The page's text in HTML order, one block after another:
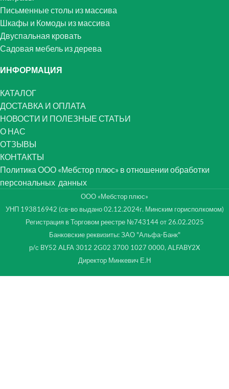
Письменные столы из массива
Шкафы и Комоды из массива
Двуспальная кровать
Садовая мебель из дерева
ИНФОРМАЦИЯ
КАТАЛОГ
ДОСТАВКА И ОПЛАТА
НОВОСТИ И ПОЛЕЗНЫЕ СТАТЬИ
О НАС
ОТЗЫВЫ
КОНТАКТЫ
Политика ООО «Мебстор плюс» в отношении обработки
персональных данных
ООО «Мебстор плюс»
УНП 193816942 (св-во выдано 02.12.2024г. Минским горисполкомом)
Регистрация в Торговом реестре №743144 от 26.02.2025
Банковские реквизиты: ЗАО "Альфа-Банк"
р/с BY52 ALFA 3012 2G02 3700 1027 0000, ALFABY2X
Директор Минкевич Е.Н